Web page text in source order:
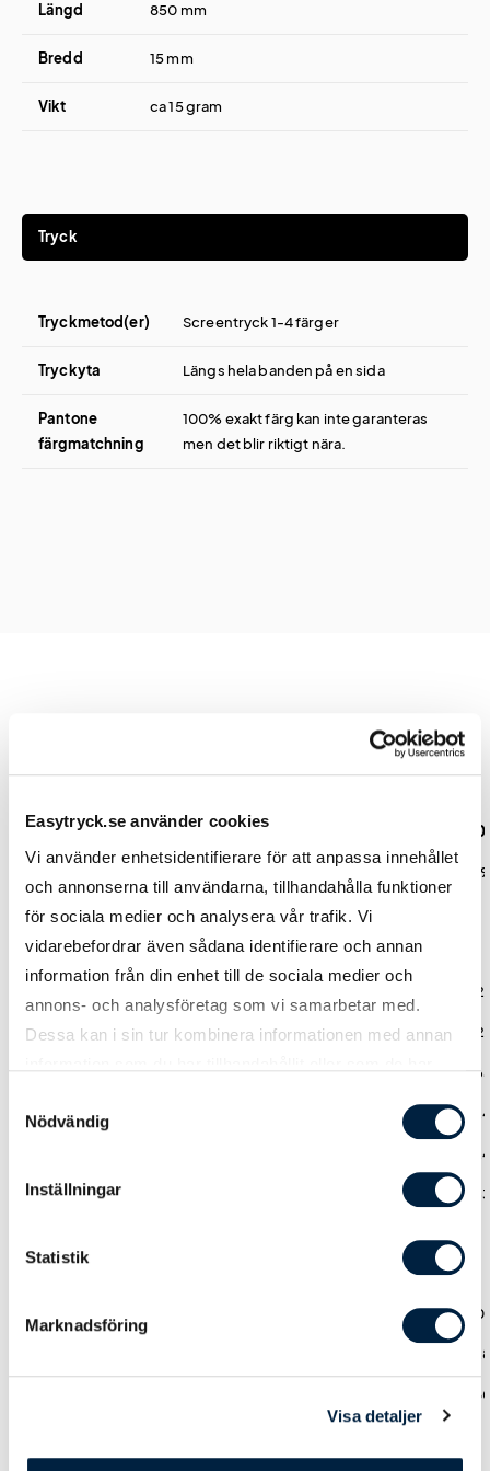
Easytryck.se använder cookies
Vi använder enhetsidentifierare för att anpassa innehållet
och annonserna till användarna, tillhandahålla funktioner
för sociala medier och analysera vår trafik. Vi
vidarebefordrar även sådana identifierare och annan
information från din enhet till de sociala medier och
annons- och analysföretag som vi samarbetar med.
Dessa kan i sin tur kombinera informationen med annan
Nödvändig
Inställningar
Statistik
Marknadsföring
Visa detaljer
Längd 850 mm
Bredd 15 mm
Vikt ca 15 gram
Tryck
Tryckmetod(er) Screentryck 1-4 färger
Tryckyta Längs hela banden på en sida
Pantone
färgmatchning
100% exakt färg kan inte garanteras
men det blir riktigt nära.
Antal 100
11,40 7,59
Tillbehör nyckelband
1,12
Snabbfäste 1,83 1,22 1,17 1,12
Plastficka 60x90 mm 2,32
Kapsylöppnare 3,85
0,00